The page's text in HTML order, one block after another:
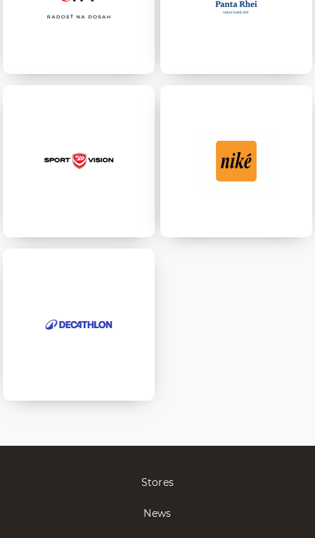
Stores
News